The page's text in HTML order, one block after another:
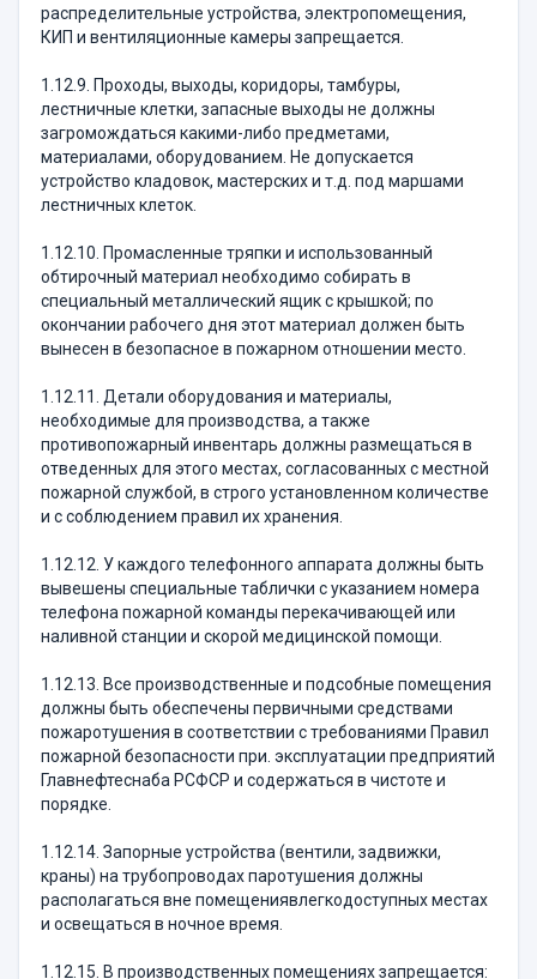
распределительные устройства, электропомещения,
КИП и вентиляционные камеры запрещается.
1.12.9. Проходы, выходы, коридоры, тамбуры,
лестничные клетки, запасные выходы не должны
загромождаться какими-либо предметами,
материалами, оборудованием. Не допускается
устройство кладовок, мастерских и т.д. под маршами
лестничных клеток.
1.12.10. Промасленные тряпки и использованный
обтирочный материал необходимо собирать в
специальный металлический ящик с крышкой; по
окончании рабочего дня этот материал должен быть
вынесен в безопасное в пожарном отношении место.
1.12.11. Детали оборудования и материалы,
необходимые для производства, а также
противопожарный инвентарь должны размещаться в
отведенных для этого местах, согласованных с местной
пожарной службой, в строго установленном количестве
и с соблюдением правил их хранения.
1.12.12. У каждого телефонного аппарата должны быть
вывешены специальные таблички с указанием номера
телефона пожарной команды перекачивающей или
наливной станции и скорой медицинской помощи.
1.12.13. Все производственные и подсобные помещения
должны быть обеспечены первичными средствами
пожаротушения в соответствии с требованиями Правил
пожарной безопасности при. эксплуатации предприятий
Главнефтеснаба РСФСР и содержаться в чистоте и
порядке.
1.12.14. Запорные устройства (вентили, задвижки,
краны) на трубопроводах паротушения должны
располагаться вне помещениявлегкодоступных местах
и освещаться в ночное время.
1.12.15. В производственных помещениях запрещается: